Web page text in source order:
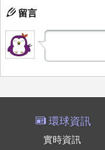
留言
環球資訊
實時資訊